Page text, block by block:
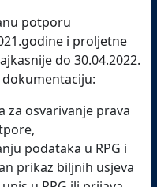
potporu
i proljetne
do 30.04.2022.
za osvarivanje prava
podataka u RPG i
prikaz biljnih usjeva